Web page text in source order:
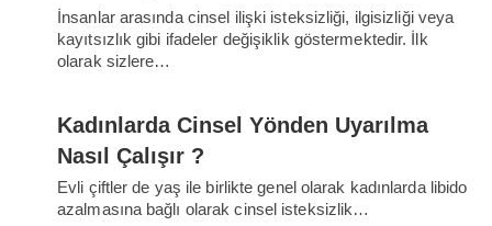
İnsanlar arasında cinsel ilişki isteksizliği, ilgisizliği veya
kayıtsızlık gibi ifadeler değişiklik göstermektedir. İlk
olarak sizlere…
Kadınlarda Cinsel Yönden Uyarılma
Nasıl Çalışır ?
Evli çiftler de yaş ile birlikte genel olarak kadınlarda libido
azalmasına bağlı olarak cinsel isteksizlik…